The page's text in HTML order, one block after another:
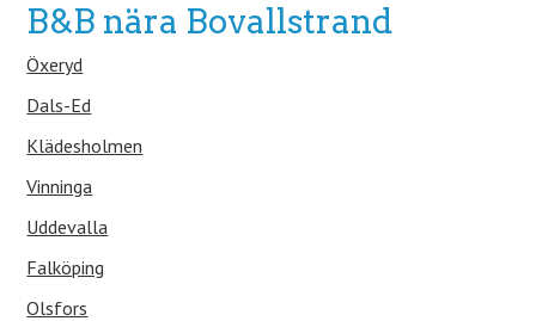
B&B nära Bovallstrand
Öxeryd
Dals-Ed
Klädesholmen
Vinninga
Uddevalla
Falköping
Olsfors